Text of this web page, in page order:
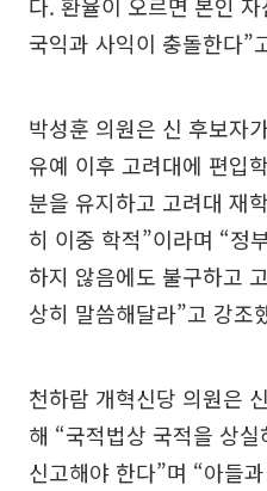
국익과 사익이 충돌한다”
박성훈 의원은 신 후보자
유예 이후 고려대에 편입
분을 유지하고 고려대 재
히 이중 학적”이라며 “정
하지 않음에도 불구하고
상히 말씀해달라”고 강조
천하람 개혁신당 의원은
해 “국적법상 국적을 상
신고해야 한다”며 “아들